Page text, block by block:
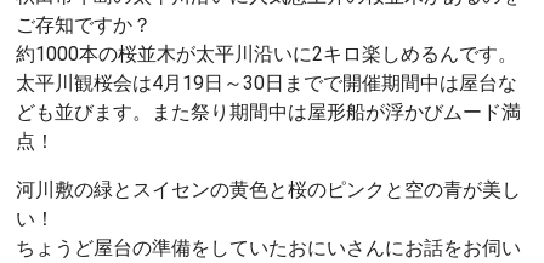
ce
b
o
o
k
e
n
a
ck
et
e
er
es
t
ご存知ですか？
約1000本の桜並木が太平川沿いに2キロ楽しめるんです。
太平川観桜会は4月19日～30日までで開催期間中は屋台な
ども並びます。また祭り期間中は屋形船が浮かびムード満
点！
河川敷の緑とスイセンの黄色と桜のピンクと空の青が美し
い！
ちょうど屋台の準備をしていたおにいさんにお話をお伺い